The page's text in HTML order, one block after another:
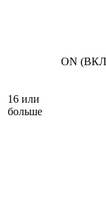
ON
16 или
больше